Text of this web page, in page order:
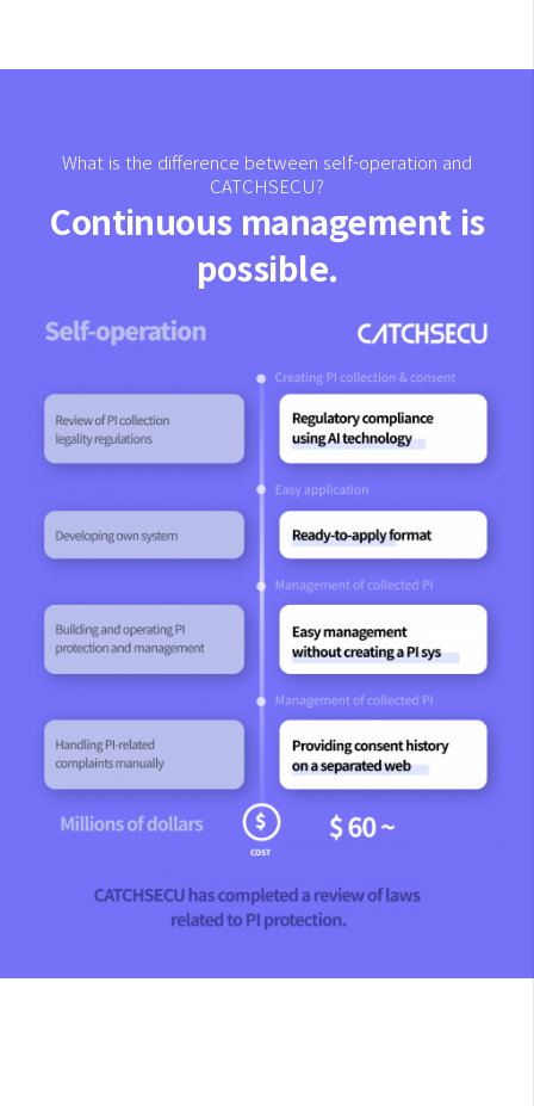
What is the difference between self-operation and
CATCHSECU?
Continuous management is
possible.